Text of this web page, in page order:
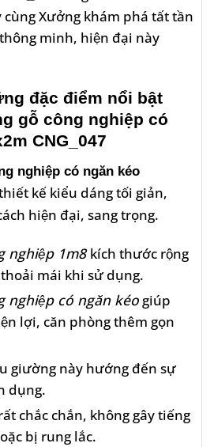
Xưởng khám phá tất tần
minh, hiện đại này
đặc điểm nổi bật
gỗ công nghiệp có
CNG_047
nghiệp có ngăn kéo
kế kiểu dáng tối giản,
hiện đại, sang trọng.
nghiệp 1m8kích thước rộng
mái khi sử dụng.
nghiệp có ngăn kéogiúp
lợi, căn phòng thêm gọn
giường này hướng đến sự
dụng.
chắc chắn, không gây tiếng
bị rung lắc.